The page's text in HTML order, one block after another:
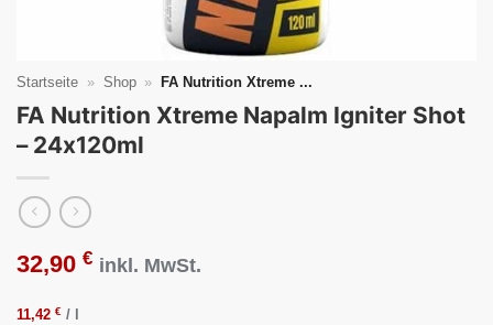
Startseite » Shop » FA Nutrition Xtreme ...
FA Nutrition Xtreme Napalm Igniter Shot
– 24x120ml
32,90 € inkl. MwSt.
11,42 € /